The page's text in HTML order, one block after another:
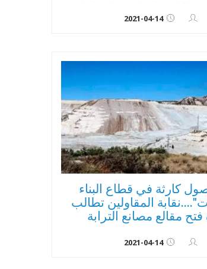
2021-04-14
كارثة في قطاع البناء
المقاولين تطالب
فتح مقالع مصانع الترابة
2021-04-14